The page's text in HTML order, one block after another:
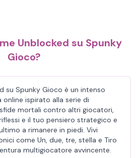
Unblocked su Spunky
Gioco?
su Spunky Gioco è un intenso
ispirato alla serie di
mortali contro altri giocatori,
e il tuo pensiero strategico e
a rimanere in piedi. Vivi
come Un, due, tre, stella e Tiro
multigiocatore avvincente.